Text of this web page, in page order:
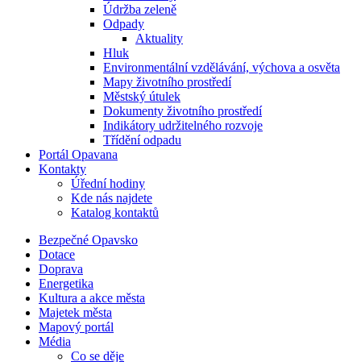
Údržba zeleně
Odpady
Aktuality
Hluk
Environmentální vzdělávání, výchova a osvěta
Mapy životního prostředí
Městský útulek
Dokumenty životního prostředí
Indikátory udržitelného rozvoje
Třídění odpadu
Portál Opavana
Kontakty
Úřední hodiny
Kde nás najdete
Katalog kontaktů
Bezpečné Opavsko
Dotace
Doprava
Energetika
Kultura a akce města
Majetek města
Mapový portál
Média
Co se děje